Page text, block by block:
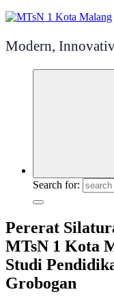
Modern,
Search for:
Pererat
MTsN 1 Kota
Studi
Grobogan